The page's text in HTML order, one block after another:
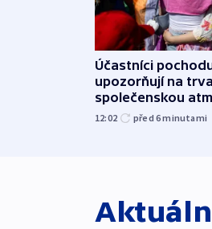
Účastníci
upozorňují na
společenskou
12:02 před 6minutami